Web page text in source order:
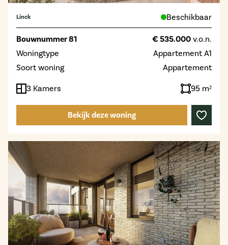
Linck Beschikbaar
Bouwnummer 81 € 535.000 v.o.n.
Woningtype
Appartement A1
Soort woning
Appartement
3 Kamers 95 m²
Bekijk deze woning